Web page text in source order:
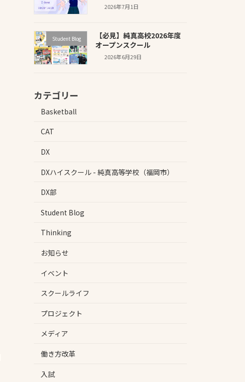
2026年7月1日
Student Blog
【必見】純真高校2026年度
オープンスクール
2026年6月29日
カテゴリー
Basketball
CAT
DX
DXハイスクール - 純真高等学校（福岡市）
DX部
Student Blog
Thinking
お知らせ
イベント
スクールライフ
プロジェクト
メディア
働き方改革
入試